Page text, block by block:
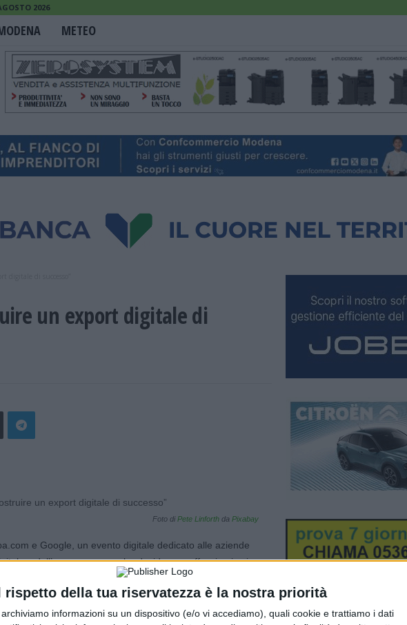
rispetto della tua riservatezza è la nostra priorità
informazioni su un dispositivo (e/o vi accediamo), quali cookie e trattiamo i dati
2026
METEO
un export digitale di
Foto diPete Linforthda Pixabay
e Google, un evento digitale dedicato alle aziende
e dell’e-commerce e che desiderano affacciarsi sui
9 marzo, con inizio alle 16,30, saranno approfondite le